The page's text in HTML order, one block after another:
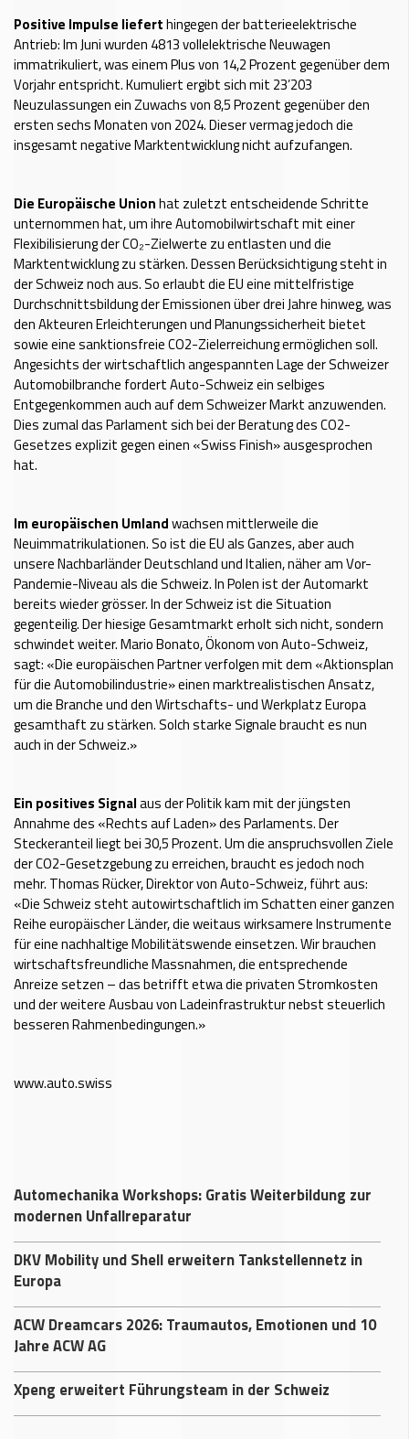
Positive Impulse lieferthingegen der batterieelektrische
Antrieb: Im Juni wurden 4813 vollelektrische Neuwagen
immatrikuliert, was einem Plus von 14,2 Prozent gegenüber dem
Vorjahr entspricht. Kumuliert ergibt sich mit 23’203
Neuzulassungen ein Zuwachs von 8,5 Prozent gegenüber den
ersten sechs Monaten von 2024. Dieser vermag jedoch die
insgesamt negative Marktentwicklung nicht aufzufangen.
Die Europäische Unionhat zuletzt entscheidende Schritte
unternommen hat, um ihre Automobilwirtschaft mit einer
Flexibilisierung der CO₂-Zielwerte zu entlasten und die
Marktentwicklung zu stärken. Dessen Berücksichtigung steht in
der Schweiz noch aus. So erlaubt die EU eine mittelfristige
Durchschnittsbildung der Emissionen über drei Jahre hinweg, was
den Akteuren Erleichterungen und Planungssicherheit bietet
sowie eine sanktionsfreie CO2-Zielerreichung ermöglichen soll.
Angesichts der wirtschaftlich angespannten Lage der Schweizer
Automobilbranche fordert Auto-Schweiz ein selbiges
Entgegenkommen auch auf dem Schweizer Markt anzuwenden.
Dies zumal das Parlament sich bei der Beratung des CO2-
Gesetzes explizit gegen einen «Swiss Finish» ausgesprochen
hat.
Im europäischen Umlandwachsen mittlerweile die
Neuimmatrikulationen. So ist die EU als Ganzes, aber auch
unsere Nachbarländer Deutschland und Italien, näher am Vor-
Pandemie-Niveau als die Schweiz. In Polen ist der Automarkt
bereits wieder grösser. In der Schweiz ist die Situation
gegenteilig. Der hiesige Gesamtmarkt erholt sich nicht, sondern
schwindet weiter. Mario Bonato, Ökonom von Auto-Schweiz,
sagt: «Die europäischen Partner verfolgen mit dem «Aktionsplan
für die Automobilindustrie» einen marktrealistischen Ansatz,
um die Branche und den Wirtschafts- und Werkplatz Europa
gesamthaft zu stärken. Solch starke Signale braucht es nun
auch in der Schweiz.»
Ein positives Signalaus der Politik kam mit der jüngsten
Annahme des «Rechts auf Laden» des Parlaments. Der
Steckeranteil liegt bei 30,5 Prozent. Um die anspruchsvollen Ziele
der CO2-Gesetzgebung zu erreichen, braucht es jedoch noch
mehr. Thomas Rücker, Direktor von Auto-Schweiz, führt aus:
«Die Schweiz steht autowirtschaftlich im Schatten einer ganzen
Reihe europäischer Länder, die weitaus wirksamere Instrumente
für eine nachhaltige Mobilitätswende einsetzen. Wir brauchen
wirtschaftsfreundliche Massnahmen, die entsprechende
Anreize setzen – das betrifft etwa die privaten Stromkosten
und der weitere Ausbau von Ladeinfrastruktur nebst steuerlich
besseren Rahmenbedingungen.»
www.auto.swiss
Automechanika Workshops: Gratis Weiterbildung zur
modernen Unfallreparatur
DKV Mobility und Shell erweitern Tankstellennetz in
Europa
ACW Dreamcars 2026: Traumautos, Emotionen und 10
Jahre ACW AG
Xpeng erweitert Führungsteam in der Schweiz